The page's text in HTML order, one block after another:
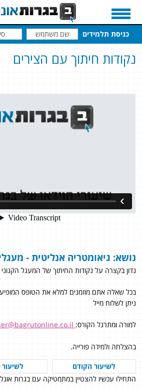
כניסת תלמידים
נקודות חיתוך עם הצירים
נושא: גיאומטריה אנליטית -
נדון בקצרה על נקודות החיתוך של המעגל
בכל שאלה אתם מוזמנים למלא את הטופס המופיע
ניתן לשלוח מייל
למורה ומתרגל הקורס:
בהצלחה ולמידה פורייה.
לשיעור הקודם
התחילו עכשיו להצטיין במתמטיקה עם בגרות